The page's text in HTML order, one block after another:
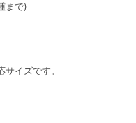
まで)
イズです。